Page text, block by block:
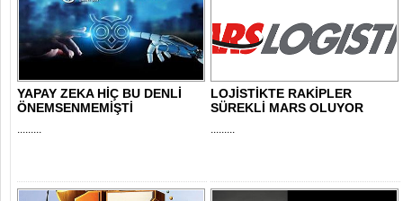
YAPAY ZEKA HİÇ BU DENLİ
ÖNEMSENMEMİŞTİ
.........
LOJİSTİKTE RAKİPLER
SÜREKLİ MARS OLUYOR
.........